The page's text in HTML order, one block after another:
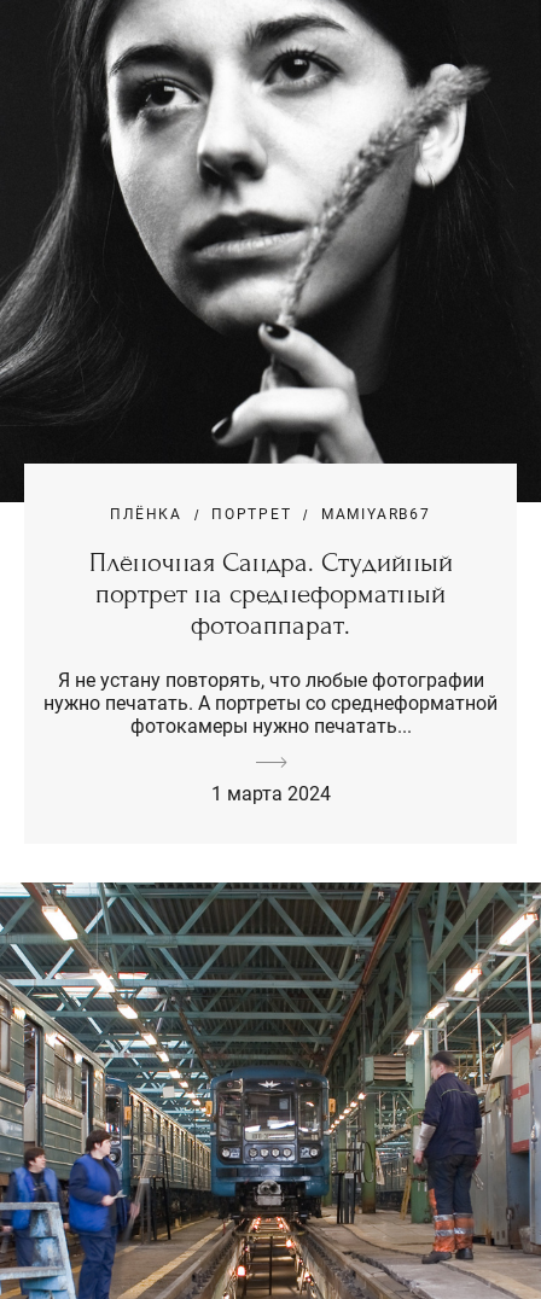
ПЛЁНКА ПОРТРЕТ MAMIYARB67
Плёночная Сандра. Студийный
портрет на среднеформатный
фотоаппарат.
Я не устану повторять, что любые фотографии
нужно печатать. А портреты со среднеформатной
фотокамеры нужно печатать...
1 марта 2024